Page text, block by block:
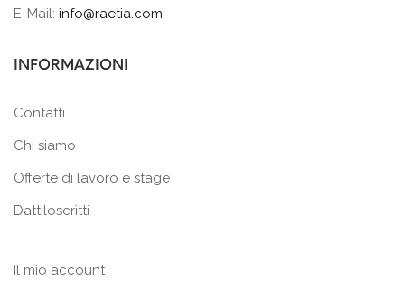
E-Mail: info@raetia.com
INFORMAZIONI
Contatti
Chi siamo
Offerte di lavoro e stage
Dattiloscritti
Il mio account